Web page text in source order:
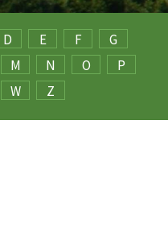
D E F
G
M N O
P
W Z